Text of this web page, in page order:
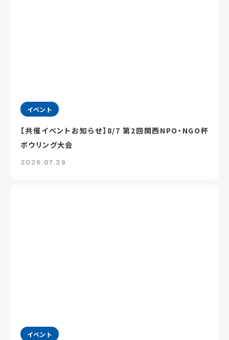
イベント
【共催イベントお知らせ】8/7 第2回関西NPO・NGO杯
ボウリング大会
2026.07.29
イベント